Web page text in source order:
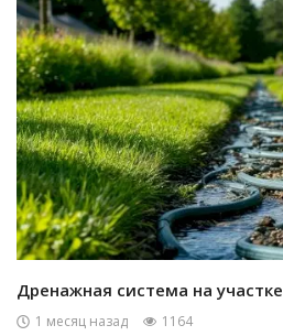
Дренажная система на участке
1 месяц назад
1164